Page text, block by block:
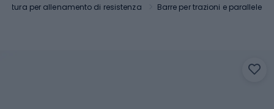
per allenamento di resistenza Barre per trazioni e parallele